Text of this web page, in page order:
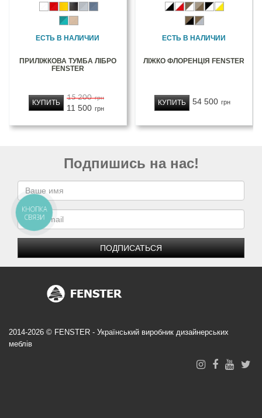
ЕСТЬ В НАЛИЧИИ
ПРИЛІЖКОВА ТУМБА ЛІБРО
FENSTER
15 200 грн
11 500 грн
КУПИТЬ
ЕСТЬ В НАЛИЧИИ
ЛІЖКО ФЛОРЕНЦІЯ FENSTER
54 500 грн
КУПИТЬ
Подпишись на нас!
ПОДПИСАТЬСЯ
2014-2026 © FENSTER - Український виробник дизайнерських
меблів
КНОПКА
СВЯЗИ